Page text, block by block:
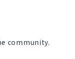
community.